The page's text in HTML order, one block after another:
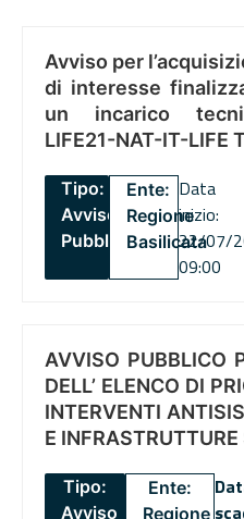
Avviso per
di interesse
un incarico
LIFE21-NAT-IT-LIFE
Tipo:
Avviso
Pubblico
Ente:
Regione
Basilicata
Data
inizio:
22/07/
09:00
AVVISO PUBBLICO
DELL’ ELENCO DI
INTERVENTI
E
Tipo:
Avviso
Ente:
Regione